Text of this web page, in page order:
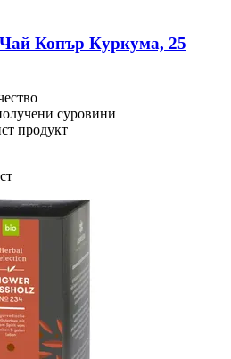
Копър Куркума, 25
суровини
продукт